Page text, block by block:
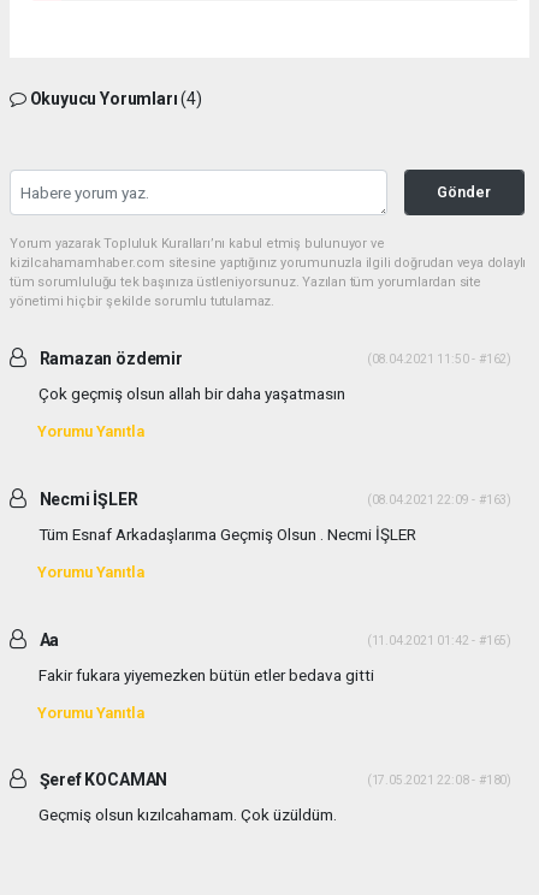
Okuyucu Yorumları(4)
Gönder
Yorum yazarak Topluluk Kuralları’nı kabul etmiş bulunuyor ve
kizilcahamamhaber.com sitesine yaptığınız yorumunuzla ilgili doğrudan veya dolaylı
tüm sorumluluğu tek başınıza üstleniyorsunuz. Yazılan tüm yorumlardan site
yönetimi hiçbir şekilde sorumlu tutulamaz.
Ramazan özdemir (08.04.2021 11:50 - #162)
Çok geçmiş olsun allah bir daha yaşatmasın
Yorumu Yanıtla
Necmi İŞLER (08.04.2021 22:09 - #163)
Tüm Esnaf Arkadaşlarıma Geçmiş Olsun . Necmi İŞLER
Yorumu Yanıtla
Aa (11.04.2021 01:42 - #165)
Fakir fukara yiyemezken bütün etler bedava gitti
Yorumu Yanıtla
Şeref KOCAMAN (17.05.2021 22:08 - #180)
Geçmiş olsun kızılcahamam. Çok üzüldüm.